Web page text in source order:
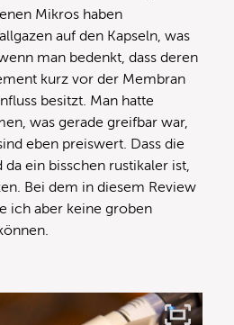
Mikros haben
auf den Kapseln, was
man bedenkt, dass deren
kurz vor der Membran
besitzt. Man hatte
was gerade greifbar war,
eben preiswert. Dass die
ein bisschen rustikaler ist,
Bei dem in diesem Review
ich aber keine groben